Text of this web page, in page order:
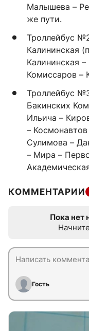
Малышева –
же пути.
Троллейбус
Калининская
Калининская
Комиссаров –
Троллейбус
Бакинских
Ильича –
–
Сулимова –
– Мира –
КОММЕНТАРИИ
Пока нет
Гость